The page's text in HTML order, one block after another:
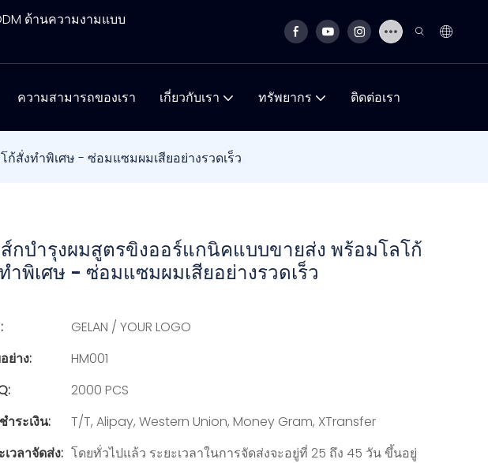
ด้านความงามแบบ
ความสามารถของเรา เกี่ยวกับเรา ทรัพยากร ติดต่อเรา
สั่งทำพิเศษ - ซ่อมแซมผมเสียอย่างรวดเร็ว
กบำรุงผมสูตรขิงออร์แกนิคแบบขายส่ง พร้อมโลโก้
ำพิเศษ - ซ่อมแซมผมเสียอย่างรวดเร็ว
GELAN / YOUR LOGO
ย่าง:
HM001
2000 PCS
ำระเงิน:
T/T, Alipay, Western Union, Money Gram, XTransfer
เวลาจัดส่ง: โดยทั่วไปแล้ว ระยะเวลาในการจัดส่งจะอยู่ที่ 25 ถึง 45 วัน ขึ้นอยู่